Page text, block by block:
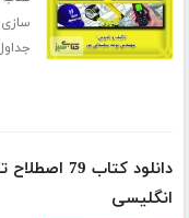
سازی
دانلود
انگلیسی